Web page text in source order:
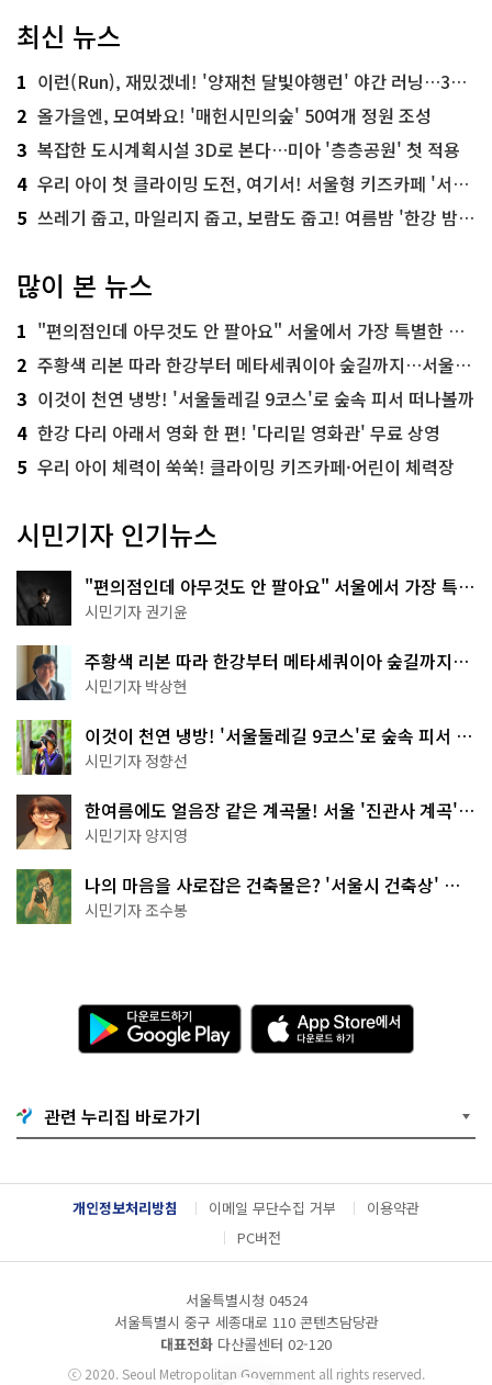
최신 뉴스
1 이런(Run), 재밌겠네! '양재천 달빛야행런' 야간 러닝…300명 모집
2 올가을엔, 모여봐요! '매헌시민의숲' 50여개 정원 조성
3 복잡한 도시계획시설 3D로 본다…미아 '층층공원' 첫 적용
4 우리 아이 첫 클라이밍 도전, 여기서! 서울형 키즈카페 '서울가족플라자점'
5 쓰레기 줍고, 마일리지 줍고, 보람도 줍고! 여름밤 '한강 밤마실 줍깅'
많이 본 뉴스
1 "편의점인데 아무것도 안 팔아요" 서울에서 가장 특별한 편의점의 정체
2 주황색 리본 따라 한강부터 메타세쿼이아 숲길까지…서울둘레길 15코스
3 이것이 천연 냉방! '서울둘레길 9코스'로 숲속 피서 떠나볼까
4 한강 다리 아래서 영화 한 편! '다리밑 영화관' 무료 상영
5 우리 아이 체력이 쑥쑥! 클라이밍 키즈카페·어린이 체력장
시민기자 인기뉴스
"편의점인데 아무것도 안 팔아요" 서울에서 가장 특별
한 편의점의 정체
시민기자 권기윤
주황색 리본 따라 한강부터 메타세쿼이아 숲길까지…
서울둘레길 15코스
시민기자 박상현
이것이 천연 냉방! '서울둘레길 9코스'로 숲속 피서 떠
나볼까
시민기자 정향선
한여름에도 얼음장 같은 계곡물! 서울 '진관사 계곡'이
천국이네~
시민기자 양지영
나의 마음을 사로잡은 건축물은? '서울시 건축상' 수
상작 공개!
시민기자 조수봉
다
운
로
기
G
o
g
l
e
l
A
p
p
e
서
다
운
드
관련 누리집 바로가기
개인정보처리방침 이메일 무단수집 거부
이용약관
PC버전
서울특별시청 04524
서울특별시 중구 세종대로 110 콘텐츠담당관
대표전화 다산콜센터 02-120
ⓒ2020. Seoul Metropolitan Government all rights reserved.